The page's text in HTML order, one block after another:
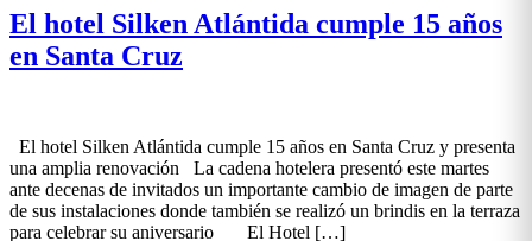
El hotel Silken Atlántida cumple 15 años
en Santa Cruz
El hotel Silken Atlántida cumple 15 años en Santa Cruz y presenta
una amplia renovación La cadena hotelera presentó este martes
ante decenas de invitados un importante cambio de imagen de parte
de sus instalaciones donde también se realizó un brindis en la terraza
para celebrar su aniversario El Hotel […]